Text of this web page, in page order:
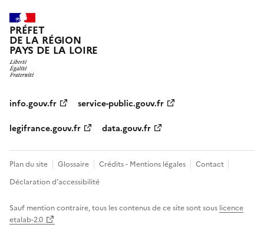
PRÉFET
DE LA RÉGION
PAYS DE LA LOIRE
info.gouv.fr
service-public.gouv.fr
legifrance.gouv.fr
data.gouv.fr
Plan du site Glossaire Crédits - Mentions légales
Contact
Déclaration d’accessibilité
Sauf mention contraire, tous les contenus de ce site sont sous licence
etalab-2.0